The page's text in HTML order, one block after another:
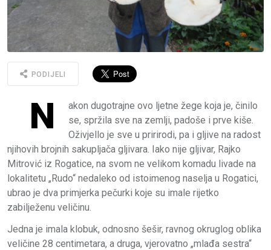
PODIJELI
N
akon dugotrajne ovo ljetne žege koja je, činilo
se, spržila sve na zemlji, padoše i prve kiše.
Oživjello je sve u pririrodi, pa i gljive na radost
njihovih brojnih sakupljača gljivara. Iako nije gljivar, Rajko
Mitrović iz Rogatice, na svom ne velikom komadu livade na
lokalitetu „Rudo“ nedaleko od istoimenog naselja u Rogatici,
ubrao je dva primjerka pečurki koje su imale rijetko
zabilježenu veličinu.
Jedna je imala klobuk, odnosno šešir, ravnog okruglog oblika
veličine 28 centimetara, a druga, vjerovatno „mlađa sestra“